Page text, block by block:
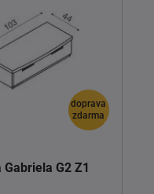
doprava
zdarma
Gabriela G2 Z1